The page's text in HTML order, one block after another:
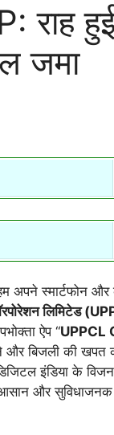
राह
जमा
स्मार्टफोन और
लिमिटेड
ऐप “UPPCL
और बिजली की
इंडिया के
और सुविधाजनक